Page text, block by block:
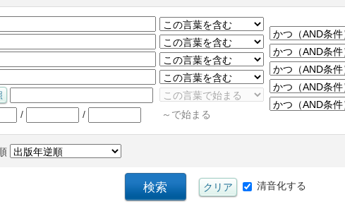
/ / ～で始まる
清音化する